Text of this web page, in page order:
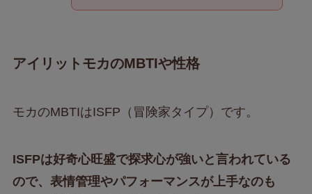
アイリットモカのMBTIや性格
モカのMBTIはISFP（冒険家タイプ）です。
ISFPは好奇心旺盛で探求心が強いと言われている
ので、表情管理やパフォーマンスが上手なのも